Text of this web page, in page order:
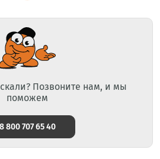
Позвоните нам, и мы
поможем
8 800 707 65 40